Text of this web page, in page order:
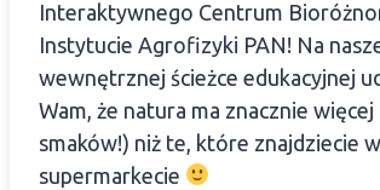
Interaktywnego Centrum
Instytucie Agrofizyki PAN! Na
wewnętrznej ścieżce edukacyjnej
Wam, że natura ma znacznie
smaków!) niż te, które znajdziecie w
supermarkecie